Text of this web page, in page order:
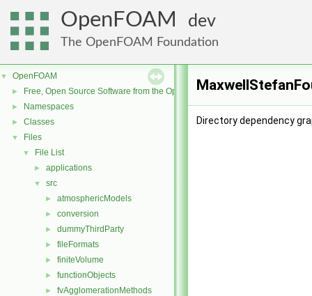
OpenFOAM dev
The OpenFOAM Foundation
▼ OpenFOAM
► Free, Open Source Software from the OpenFOAM Foundation
► Namespaces
► Classes
▼ Files
▼ File List
► applications
▼ src
► atmosphericModels
► conversion
► dummyThirdParty
► fileFormats
► finiteVolume
► functionObjects
► fvAgglomerationMethods
Directory dependency